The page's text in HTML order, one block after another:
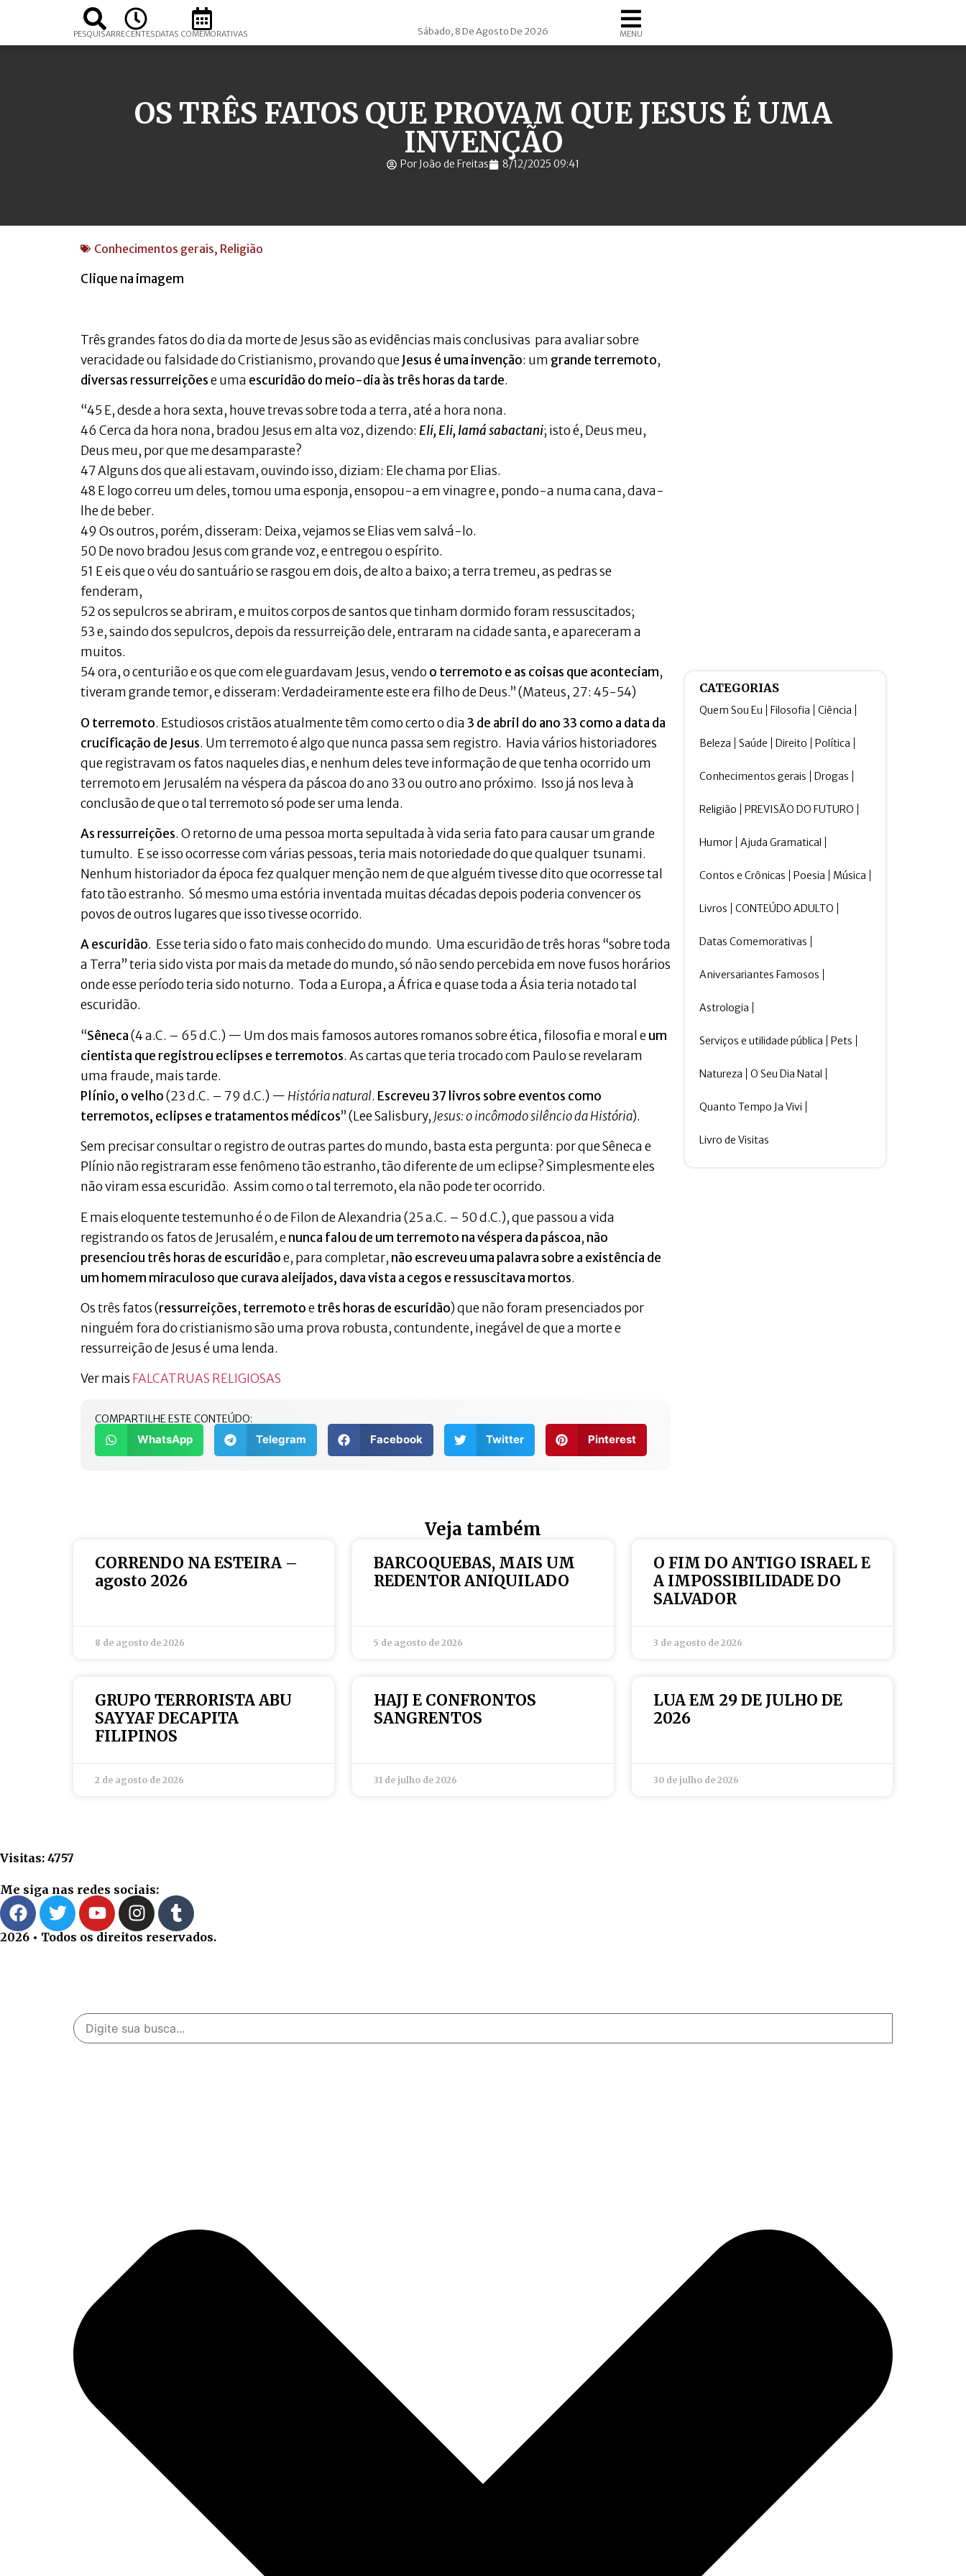
PESQUISARRECENTESDATAS COMEMORATIVAS Sábado, 8 De Agosto De 2026 MENU
OS TRÊS FATOS QUE PROVAM QUE JESUS É UMA
INVENÇÃO
Por João de Freitas 8/12/2025 09:41
Conhecimentos gerais, Religião
Clique na imagem
Três grandes fatos do dia da morte de Jesus são as evidências mais conclusivas para avaliar sobre
veracidade ou falsidade do Cristianismo, provando queJesus é uma invenção: um grande terremoto,
diversas ressurreiçõese uma escuridão do meio-dia às três horas da tarde.
“45 E, desde a hora sexta, houve trevas sobre toda a terra, até a hora nona.
46 Cerca da hora nona, bradou Jesus em alta voz, dizendo: Eli, Eli, lamá sabactani; isto é, Deus meu,
Deus meu, por que me desamparaste?
47 Alguns dos que ali estavam, ouvindo isso, diziam: Ele chama por Elias.
48 E logo correu um deles, tomou uma esponja, ensopou-a em vinagre e, pondo-a numa cana, dava-
lhe de beber.
49 Os outros, porém, disseram: Deixa, vejamos se Elias vem salvá-lo.
50 De novo bradou Jesus com grande voz, e entregou o espírito.
51 E eis que o véu do santuário se rasgou em dois, de alto a baixo; a terra tremeu, as pedras se
fenderam,
52 os sepulcros se abriram, e muitos corpos de santos que tinham dormido foram ressuscitados;
53 e, saindo dos sepulcros, depois da ressurreição dele, entraram na cidade santa, e apareceram a
muitos.
54 ora, o centurião e os que com ele guardavam Jesus, vendo o terremoto e as coisas que aconteciam,
tiveram grande temor, e disseram: Verdadeiramente este era filho de Deus.” (Mateus, 27: 45-54)
O terremoto. Estudiosos cristãos atualmente têm como certo o dia3 de abril do ano 33 como a data da
crucificação de Jesus. Um terremoto é algo que nunca passa sem registro. Havia vários historiadores
que registravam os fatos naqueles dias, e nenhum deles teve informação de que tenha ocorrido um
terremoto em Jerusalém na véspera da páscoa do ano 33 ou outro ano próximo. Isso já nos leva à
conclusão de que o tal terremoto só pode ser uma lenda.
As ressurreições. O retorno de uma pessoa morta sepultada à vida seria fato para causar um grande
tumulto. E se isso ocorresse com várias pessoas, teria mais notoriedade do que qualquer tsunami.
Nenhum historiador da época fez qualquer menção nem de que alguém tivesse dito que ocorresse tal
fato tão estranho. Só mesmo uma estória inventada muitas décadas depois poderia convencer os
povos de outros lugares que isso tivesse ocorrido.
A escuridão. Esse teria sido o fato mais conhecido do mundo. Uma escuridão de três horas “sobre toda
a Terra” teria sido vista por mais da metade do mundo, só não sendo percebida em nove fusos horários
onde esse período teria sido noturno. Toda a Europa, a África e quase toda a Ásia teria notado tal
escuridão.
“Sêneca(4 a.C. – 65 d.C.) — Um dos mais famosos autores romanos sobre ética, filosofia e moral eum
cientista que registrou eclipses e terremotos. As cartas que teria trocado com Paulo se revelaram
uma fraude, mais tarde.
Plínio, o velho(23 d.C. – 79 d.C.) — História natural. Escreveu 37 livros sobre eventos como
terremotos, eclipses e tratamentos médicos” (Lee Salisbury, Jesus: o incômodo silêncio da História).
Sem precisar consultar o registro de outras partes do mundo, basta esta pergunta: por que Sêneca e
Plínio não registraram esse fenômeno tão estranho, tão diferente de um eclipse? Simplesmente eles
não viram essa escuridão. Assim como o tal terremoto, ela não pode ter ocorrido.
E mais eloquente testemunho é o de Filon de Alexandria (25 a.C. – 50 d.C.), que passou a vida
registrando os fatos de Jerusalém, enunca falou de um terremoto na véspera da páscoa, não
presenciou três horas de escuridãoe, para completar, não escreveu uma palavra sobre a existência de
um homem miraculoso que curava aleijados, dava vista a cegos e ressuscitava mortos.
Os três fatos (ressurreições, terremotoetrês horas de escuridão) que não foram presenciados por
ninguém fora do cristianismo são uma prova robusta, contundente, inegável de que a morte e
ressurreição de Jesus é uma lenda.
Ver mais FALCATRUAS RELIGIOSAS
COMPARTILHE ESTE CONTEÚDO:
WhatsApp Telegram Facebook Twitter Pinterest
CATEGORIAS
Quem Sou Eu Filosofia Ciência
Beleza Saúde Direito Política
Conhecimentos gerais Drogas
Religião PREVISÃO DO FUTURO
Humor Ajuda Gramatical
Contos e Crônicas Poesia Música
Livros CONTEÚDO ADULTO
Datas Comemorativas
Aniversariantes Famosos
Astrologia
Serviços e utilidade pública Pets
Natureza O Seu Dia Natal
Quanto Tempo Ja Vivi
Livro de Visitas
Veja também
CORRENDO NA ESTEIRA –
agosto 2026
8 de agosto de 2026
BARCOQUEBAS, MAIS UM
REDENTOR ANIQUILADO
5 de agosto de 2026
O FIM DO ANTIGO ISRAEL E
A IMPOSSIBILIDADE DO
SALVADOR
3 de agosto de 2026
GRUPO TERRORISTA ABU
SAYYAF DECAPITA
FILIPINOS
2 de agosto de 2026
HAJJ E CONFRONTOS
SANGRENTOS
31 de julho de 2026
LUA EM 29 DE JULHO DE
2026
30 de julho de 2026
Visitas: 4757
Me siga nas redes sociais:
2026 • Todos os direitos reservados.